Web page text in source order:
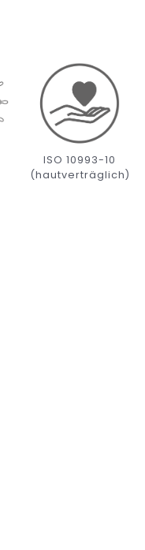
ISO 10993-10
(hautverträglich)